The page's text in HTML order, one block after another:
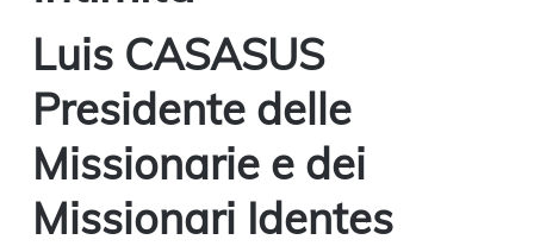
Luis CASASUS
Presidente delle
Missionarie e dei
Missionari Identes